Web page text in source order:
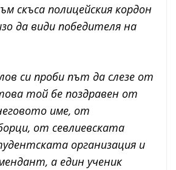
скъса полицейския кордон
да види победителя на
си проби път да слезе от
той бе поздравен от
име, от
от севлиевската
организация и
а един ученик